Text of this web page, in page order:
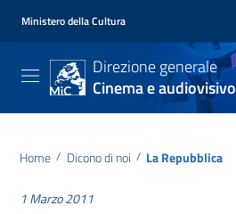
Ministero della Cultura
Direzione generale
Cinema e audiovisivo
Home / Dicono di noi / La Repubblica
1 Marzo 2011